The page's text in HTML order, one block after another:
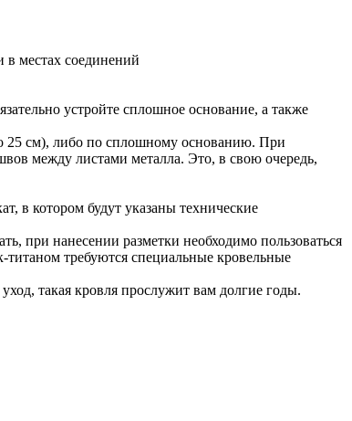
в местах соединений
устройте сплошное основание, а также
25 см), либо по сплошному основанию. При
между листами металла. Это, в свою очередь,
в котором будут указаны технические
при нанесении разметки необходимо пользоваться
требуются специальные кровельные
такая кровля прослужит вам долгие годы.